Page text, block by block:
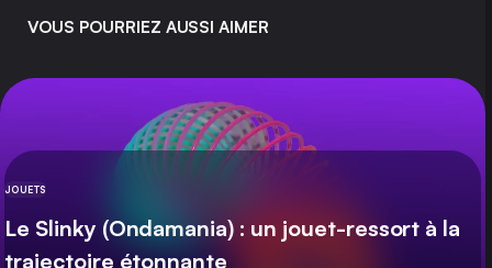
VOUS POURRIEZ AUSSI AIMER
CATÉGORIE
JOUETS
Le Slinky (Ondamania) : un jouet-ressort à la
trajectoire étonnante